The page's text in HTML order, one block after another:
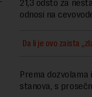
21,3 odsto za
odnosi na
Da li je ovo zaista
Prema
stanova, s